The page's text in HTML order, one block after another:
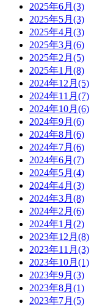
2025年6月(3)
2025年5月(3)
2025年4月(3)
2025年3月(6)
2025年2月(5)
2025年1月(8)
2024年12月(5)
2024年11月(7)
2024年10月(6)
2024年9月(6)
2024年8月(6)
2024年7月(6)
2024年6月(7)
2024年5月(4)
2024年4月(3)
2024年3月(8)
2024年2月(6)
2024年1月(2)
2023年12月(8)
2023年11月(3)
2023年10月(1)
2023年9月(3)
2023年8月(1)
2023年7月(5)